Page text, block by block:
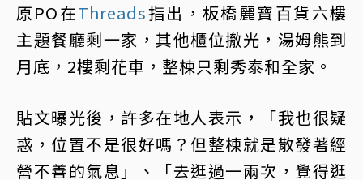
原PO在Threads指出，板橋麗寶百貨六樓
主題餐廳剩一家，其他櫃位撤光，湯姆熊到
月底，2樓剩花車，整棟只剩秀泰和全家。
貼文曝光後，許多在地人表示，「我也很疑
惑，位置不是很好嗎？但整棟就是散發著經
營不善的氣息」、「去逛過一兩次，覺得逛